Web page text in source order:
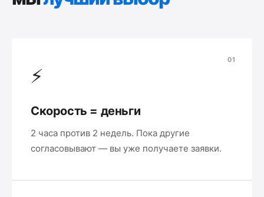
01
⚡
Скорость = деньги
2 часа против 2 недель. Пока другие
согласовывают — вы уже получаете заявки.